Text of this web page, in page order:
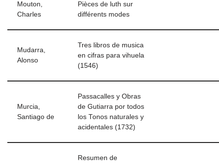
Mouton,
Charles
Pièces de luth sur
différents modes
Mudarra,
Alonso
Tres libros de musica
en cifras para vihuela
(1546)
Murcia,
Santiago de
Passacalles y Obras
de Gutiarra por todos
los Tonos naturales y
acidentales (1732)
Resumen de